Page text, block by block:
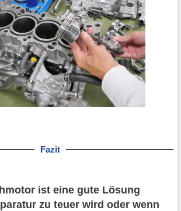
Fazit
ist eine gute Lösung
zu teuer wird oder wenn